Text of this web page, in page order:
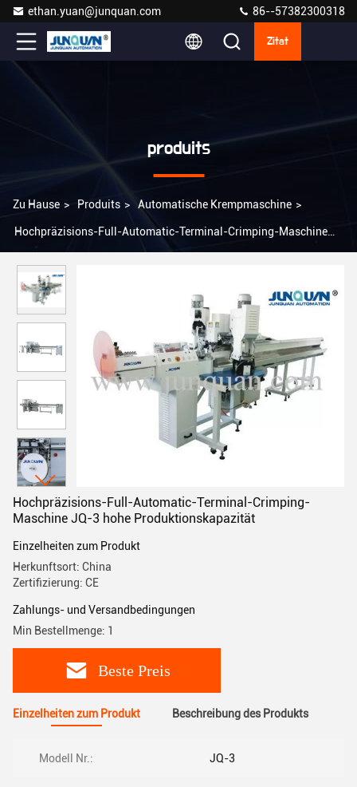
ethan.yuan@junquan.com 86--57382300318
Zitat
produits
Zu Hause > Produits > Automatische Krempmaschine >
Hochpräzisions-Full-Automatic-Terminal-Crimping-Maschine
Hochpräzisions-Full-Automatic-Terminal-Crimping-
Maschine JQ-3 hohe Produktionskapazität
Einzelheiten zum Produkt
Herkunftsort: China
Zertifizierung: CE
Zahlungs- und Versandbedingungen
Min Bestellmenge: 1
Beste Preis
Einzelheiten zum Produkt Beschreibung des Produkts
Modell Nr.: JQ-3